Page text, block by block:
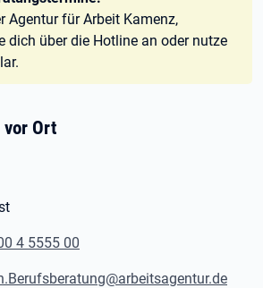
Agentur für Arbeit Kamenz,
dich über die Hotline an oder nutze
vor Ort
4 5555 00